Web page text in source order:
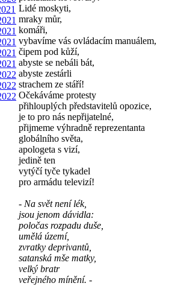
Lidé moskyti,
mraky můr,
komáři,
vybavíme vás ovládacím manuálem,
čipem pod kůží,
abyste se nebáli bát,
abyste zestárli
strachem ze stáří!
Očekáváme protesty
přihlouplých představitelů opozice,
je to pro nás nepřijatelné,
přijmeme výhradně reprezentanta
globálního světa,
apologeta s vizí,
jedině ten
vytýčí tyče tykadel
pro armádu televizí!
- Na svět není lék,
jsou jenom dávidla:
poločas rozpadu duše,
umělá území,
zvratky deprivantů,
satanská mše matky,
velký bratr
veřejného mínění. -